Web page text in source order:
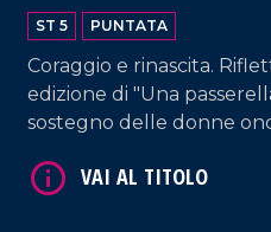
ST 5 PUNTATA
Coraggio e rinascita.
edizione di "Una
sostegno delle donne
il loro splendore.
VAI AL TITOLO